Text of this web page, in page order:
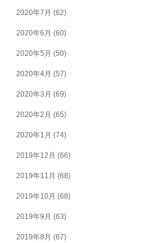
2020年7月 (62)
2020年6月 (60)
2020年5月 (50)
2020年4月 (57)
2020年3月 (69)
2020年2月 (65)
2020年1月 (74)
2019年12月 (66)
2019年11月 (68)
2019年10月 (68)
2019年9月 (63)
2019年8月 (67)